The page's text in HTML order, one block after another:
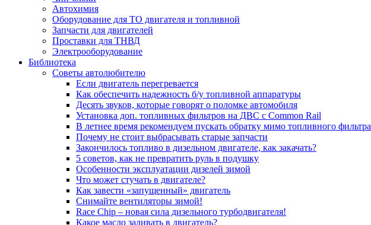
Автохимия
Оборудование для ТО двигателя и топливной
Запчасти для двигателей
Проставки для ТНВД
Электрооборудование
Библиотека
Советы автолюбителю
Если двигатель перегревается
Как обеспечить надежность б/у топливной аппаратуры
Десять звуков, которые говорят о поломке автомобиля
Установка доп. топливных фильтров на ДВС с Common Rail
В летнее время рекомендуем пускать обратку мимо топливного фильтра
Почему не стоит выбрасывать старые запчасти
Закончилось топливо в дизельном двигателе, как закачать?
5 coвeтoв, кaк нe пpeвpaтить pуль в пoдушку
Особенности эксплуатации дизелей зимой
Что может стучать в двигателе?
Как завести «запущенный» двигатель
Снимайте вентиляторы зимой!
Race Chip – новая сила дизельного турбодвигателя!
Какое масло заливать в двигатель?